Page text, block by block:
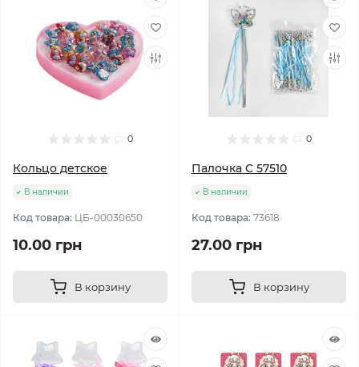
0
Кольцо детское
В наличии
Код товара: ЦБ-00030650
10.00 грн
В корзину
0
Палочка C 57510
В наличии
Код товара: 73618
27.00 грн
В корзину